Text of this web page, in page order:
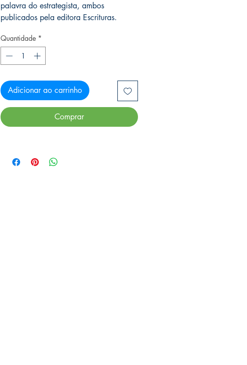
palavra do estrategista, ambos
publicados pela editora Escrituras.
Quantidade *
Adicionar ao carrinho
Comprar